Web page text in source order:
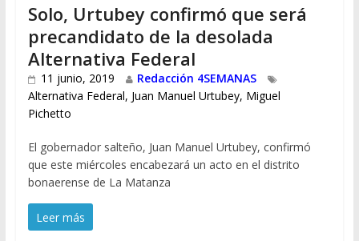
Solo, Urtubey confirmó que será
precandidato de la desolada
Alternativa Federal
11 junio, 2019
Redacción 4SEMANAS
Alternativa Federal, Juan Manuel Urtubey, Miguel
Pichetto
El gobernador salteño, Juan Manuel Urtubey, confirmó
que este miércoles encabezará un acto en el distrito
bonaerense de La Matanza
Leer más